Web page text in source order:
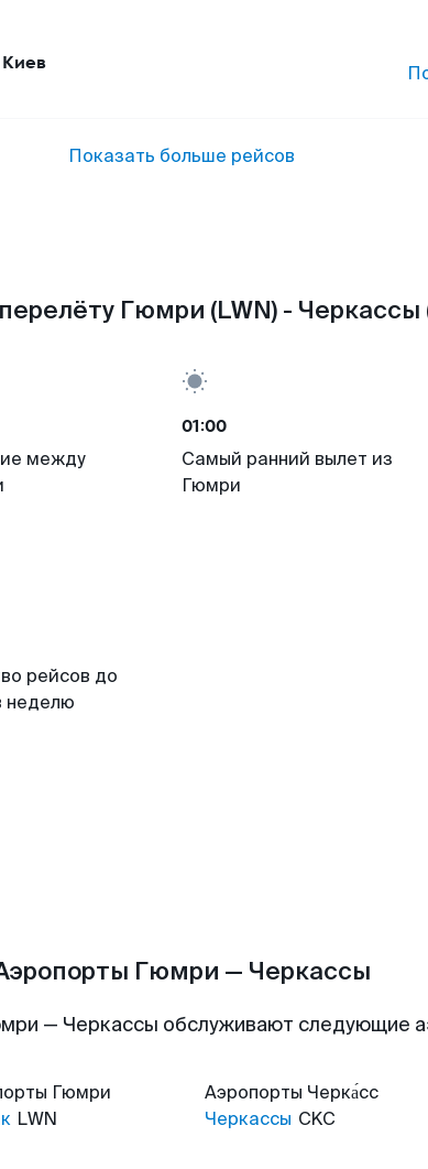
Киев
Показать больше рейсов
Гюмри (LWN) - Черкассы
между
01:00
Самый ранний вылет из
Гюмри
рейсов до
неделю
Гюмри — Черкассы
— Черкассы обслуживают следующие
Гюмри
LWN
Аэропорты Черка́сс
Черкассы CKC